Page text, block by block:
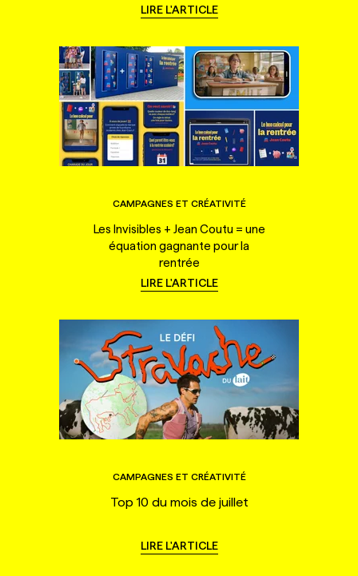
LIRE L'ARTICLE
CAMPAGNES ET CRÉATIVITÉ
Les Invisibles + Jean Coutu = une
équation gagnante pour la
rentrée
LIRE L'ARTICLE
CAMPAGNES ET CRÉATIVITÉ
Top 10 du mois de juillet
LIRE L'ARTICLE